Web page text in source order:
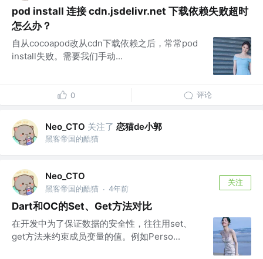
pod install 连接 cdn.jsdelivr.net 下载依赖失败超时
怎么办？
自从cocoapod改从cdn下载依赖之后，常常pod
install失败。需要我们手动...
0 评论
Neo_CTO 关注了 恋猫de小郭
黑客帝国的酷猫
Neo_CTO
黑客帝国的酷猫 · 4年前
关注
Dart和OC的Set、Get方法对比
在开发中为了保证数据的安全性，往往用set、
get方法来约束成员变量的值。例如Perso...